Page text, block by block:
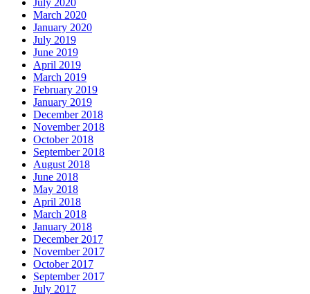
July 2020
March 2020
January 2020
July 2019
June 2019
April 2019
March 2019
February 2019
January 2019
December 2018
November 2018
October 2018
September 2018
August 2018
June 2018
May 2018
April 2018
March 2018
January 2018
December 2017
November 2017
October 2017
September 2017
July 2017